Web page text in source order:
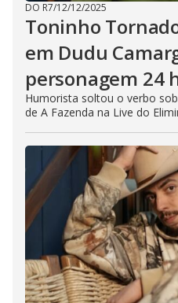
DO R7/12/12/2025
Toninho
em Dudu
personagem 24
Humorista soltou o verbo
de A Fazenda na Live do